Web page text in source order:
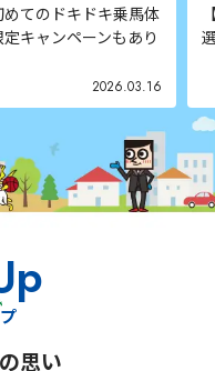
ドキ乗馬体
ーンもあり
2026.03.16
【2026年
選したお
思い